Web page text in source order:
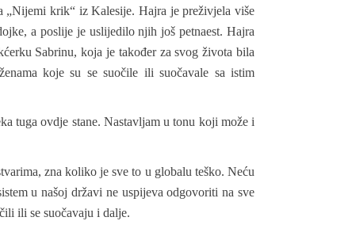
krik“ iz Kalesije. Hajra je preživjela više
a poslije je uslijedilo njih još petnaest. Hajra
Sabrinu, koja je također za svog života bila
koje su se suočile ili suočavale sa istim
tuga ovdje stane. Nastavljam u tonu koji može i
zna koliko je sve to u globalu teško. Neću
u našoj državi ne uspijeva odgovoriti na sve
ili se suočavaju i dalje.